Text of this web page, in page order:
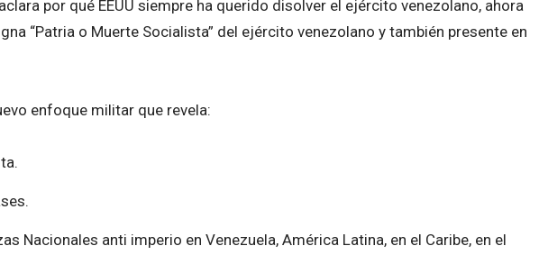
por qué EEUU siempre ha querido disolver el ejército venezolano, ahora
“Patria o Muerte Socialista” del ejército venezolano y también presente en
enfoque militar que revela:
Nacionales anti imperio en Venezuela, América Latina, en el Caribe, en el